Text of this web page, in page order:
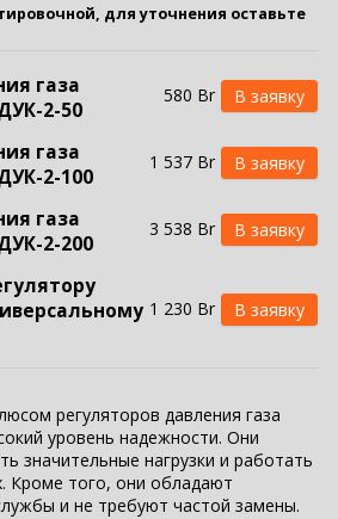
для уточнения оставьте
газа
2-50
580 Br
газа
2-100
1 537 Br
газа
2-200
3 538 Br
1 230 Br
регуляторов давления газа
уровень надежности. Они
значительные нагрузки и работать
Кроме того, они обладают
и не требуют частой замены.